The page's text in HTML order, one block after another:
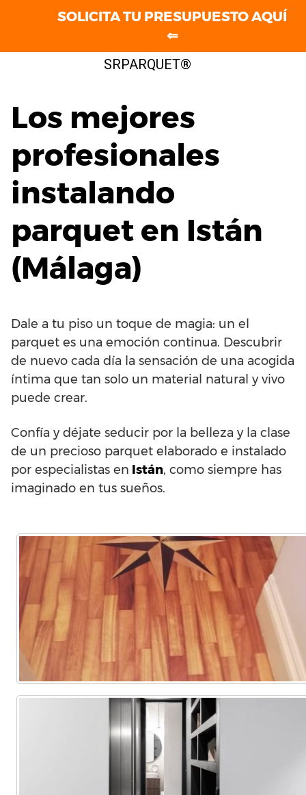
SRPARQUET®
Los mejores
profesionales
instalando
parquet en Istán
(Málaga)
Dale a tu piso un toque de magia: un el
parquet es una emoción continua. Descubrir
de nuevo cada día la sensación de una acogida
íntima que tan solo un material natural y vivo
puede crear.
Confía y déjate seducir por la belleza y la clase
de un precioso parquet elaborado e instalado
por especialistas en Istán, como siempre has
imaginado en tus sueños.
SOLICITA TU PRESUPUESTO AQUÍ
⇐